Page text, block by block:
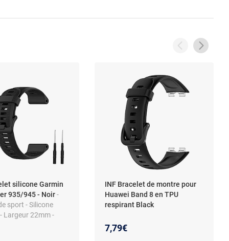
silicone Garmin
935/945 - Noir-
sport - Silicone
Largeur 22mm -
INF Bracelet de montre pour
Huawei Band 8 en TPU
respirant Black
7,79€